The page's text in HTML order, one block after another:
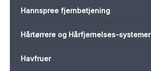
Hannspree fjernbetjening
Hårtørrere og Hårfjernelses-systemer
Havfruer